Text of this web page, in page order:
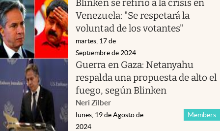
Blinken se refirió a la crisis en
Venezuela: "Se respetará la
voluntad de los votantes"
martes, 17 de
Septiembre de 2024
Guerra en Gaza: Netanyahu
respalda una propuesta de alto el
fuego, según Blinken
Neri Zilber
Members
lunes, 19 de Agosto de
2024